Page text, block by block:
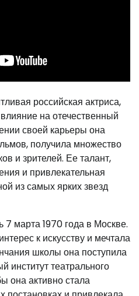
российская актриса,
на отечественный
своей карьеры она
получила множество
и зрителей. Ее талант,
и привлекательная
из самых ярких звезд
7 марта 1970 года в Москве.
к искусству и мечтала
школы она поступила
театрального
она активно стала